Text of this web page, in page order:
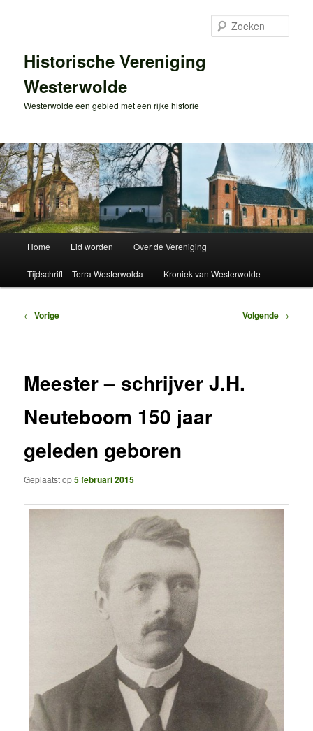
inhoudHistorische Vereniging
Westerwolde
Westerwolde een gebied met een rijke historie
Home Lid worden Over de Vereniging
Tijdschrift – Terra Westerwolda Kroniek van Westerwolde
Bericht
← Vorige Volgende →
Meester – schrijver J.H.
Neuteboom 150 jaar
geleden geboren
Geplaatst op5 februari 2015